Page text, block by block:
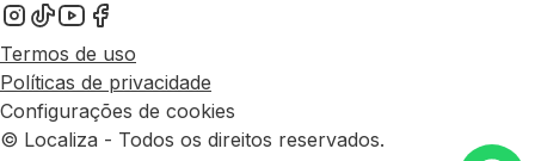
Termos de uso
Políticas de privacidade
Configurações de cookies
© Localiza - Todos os direitos reservados.